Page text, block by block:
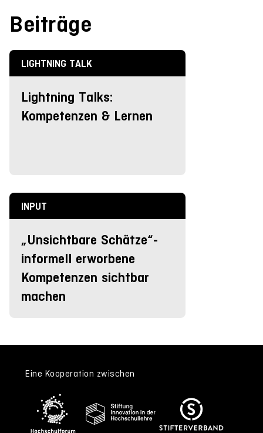
Beiträge
LIGHTNING TALK
Lightning Talks:
Kompetenzen & Lernen
INPUT
„Unsichtbare Schätze“-
informell erworbene
Kompetenzen sichtbar
machen
Eine Kooperation zwischen